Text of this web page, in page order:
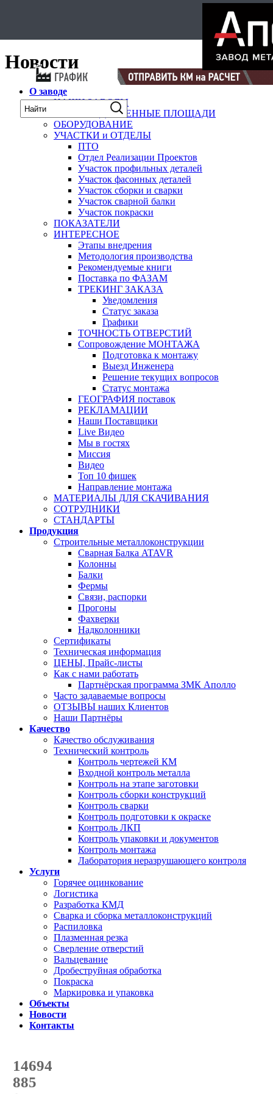
Новости
О заводе
НАШИ ЗАВОДЫ
ПРОИЗВОДСТВЕННЫЕ ПЛОЩАДИ
ОБОРУДОВАНИЕ
УЧАСТКИ и ОТДЕЛЫ
ПТО
Отдел Реализации Проектов
Участок профильных деталей
Участок фасонных деталей
Участок сборки и сварки
Участок сварной балки
Участок покраски
ПОКАЗАТЕЛИ
ИНТЕРЕСНОЕ
Этапы внедрения
Методология производства
Рекомендуемые книги
Поставка по ФАЗАМ
ТРЕКИНГ ЗАКАЗА
Уведомления
Статус заказа
Графики
ТОЧНОСТЬ ОТВЕРСТИЙ
Сопровождение МОНТАЖА
Подготовка к монтажу
Выезд Инженера
Решение текущих вопросов
Статус монтажа
ГЕОГРАФИЯ поставок
РЕКЛАМАЦИИ
Наши Поставщики
Live Видео
Мы в гостях
Миссия
Видео
Топ 10 фишек
Направление монтажа
МАТЕРИАЛЫ ДЛЯ СКАЧИВАНИЯ
СОТРУДНИКИ
СТАНДАРТЫ
Продукция
Строительные металлоконструкции
Сварная Балка ATAVR
Колонны
Балки
Фермы
Связи, распорки
Прогоны
Фахверки
Надколонники
Сертификаты
Техническая информация
ЦЕНЫ, Прайс-листы
Как с нами работать
Партнёрская программа ЗМК Аполло
Часто задаваемые вопросы
ОТЗЫВЫ наших Клиентов
Наши Партнёры
Качество
Качество обслуживания
Технический контроль
Контроль чертежей КМ
Входной контроль металла
Контроль на этапе заготовки
Контроль сборки конструкций
Контроль сварки
Контроль подготовки к окраске
Контроль ЛКП
Контроль упаковки и документов
Контроль монтажа
Лаборатория неразрушающего контроля
Услуги
Горячее оцинкование
Логистика
Разработка КМД
Сварка и сборка металлоконструкций
Распиловка
Плазменная резка
Сверление отверстий
Вальцевание
Дробеструйная обработка
Покраска
Маркировка и упаковка
Объекты
Новости
Контакты
14694
с начала года
885
с начала месяца